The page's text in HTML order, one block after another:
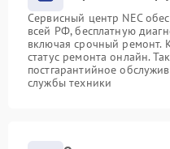
Сервисный центр NEC
всей РФ, бесплатную
включая срочный ремонт.
статус ремонта онлайн.
постгарантийное
службы техники